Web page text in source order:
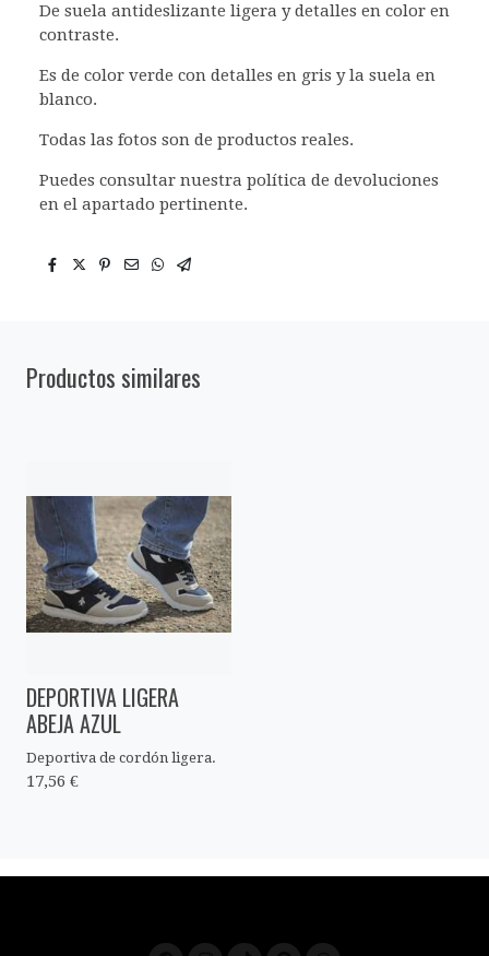
De suela antideslizante ligera y detalles en color en
contraste.
Es de color verde con detalles en gris y la suela en
blanco.
Todas las fotos son de productos reales.
Puedes consultar nuestra política de devoluciones
en el apartado pertinente.
Productos similares
DEPORTIVA LIGERA
ABEJA AZUL
Deportiva de cordón ligera.
17,56 €